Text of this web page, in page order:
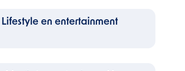
Lifestyle en entertainment